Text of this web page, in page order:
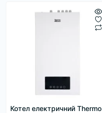
Котел електричний Thermo